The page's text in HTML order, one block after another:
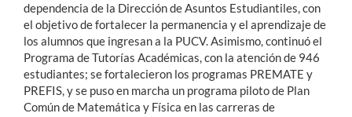
dependencia de la Dirección de Asuntos Estudiantiles, con
el objetivo de fortalecer la permanencia y el aprendizaje de
los alumnos que ingresan a la PUCV. Asimismo, continuó el
Programa de Tutorías Académicas, con la atención de 946
estudiantes; se fortalecieron los programas PREMATE y
PREFIS, y se puso en marcha un programa piloto de Plan
Común de Matemática y Física en las carreras de